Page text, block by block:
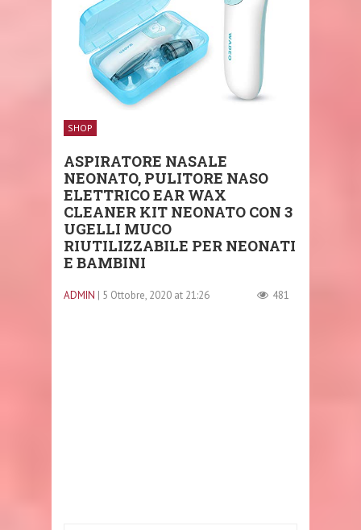
SHOP
ASPIRATORE NASALE
NEONATO, PULITORE NASO
ELETTRICO EAR WAX
CLEANER KIT NEONATO CON 3
UGELLI MUCO
RIUTILIZZABILE PER NEONATI
E BAMBINI
ADMIN | 5 Ottobre, 2020 at 21:26 481